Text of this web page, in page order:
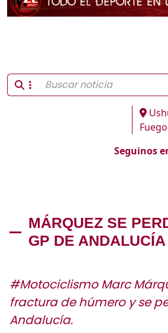
Fuego
Seguinos
MÁRQUEZ SE
GP DE ANDALUCÍA
#Motociclismo Marc
fractura de húmero y se
Andalucía.